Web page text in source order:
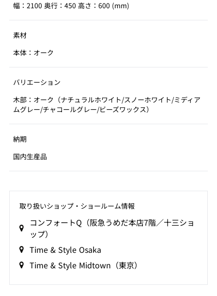
幅：2100 奥行：450 高さ：600 (mm)
素材
本体：オーク
バリエーション
木部：オーク（ナチュラルホワイト/スノーホワイト/ミディア
ムグレー/チャコールグレー/ビーズワックス）
納期
国内生産品
取り扱いショップ‧ショールーム情報
コンフォートQ（阪急うめだ本店7階／十三ショ
ップ）
Time & Style Osaka
Time & Style Midtown（東京）